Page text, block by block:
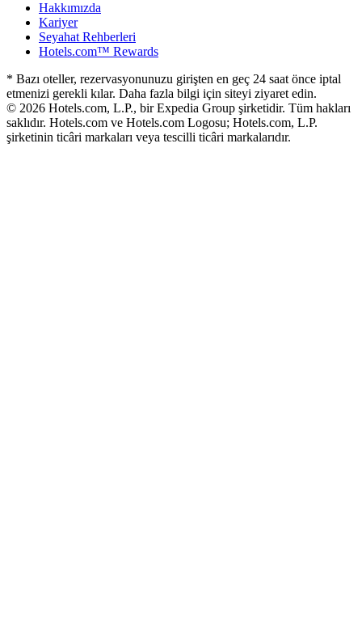
Hakkımızda
Kariyer
Seyahat Rehberleri
Hotels.com™ Rewards
* Bazı oteller, rezervasyonunuzu girişten en geç 24 saat önce iptal
etmenizi gerekli kılar. Daha fazla bilgi için siteyi ziyaret edin.
© 2026 Hotels.com, L.P., bir Expedia Group şirketidir. Tüm hakları
saklıdır. Hotels.com ve Hotels.com Logosu; Hotels.com, L.P.
şirketinin ticâri markaları veya tescilli ticâri markalarıdır.